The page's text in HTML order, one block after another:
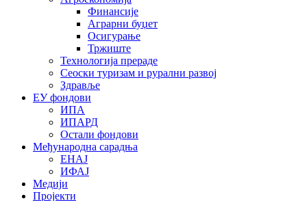
Финансије
Аграрни буџет
Осигурање
Тржиште
Технологија прераде
Сеоски туризам и рурални развој
Здравље
ЕУ фондови
ИПА
ИПАРД
Остали фондови
Међународна сарадња
ЕНАЈ
ИФАЈ
Медији
Пројекти